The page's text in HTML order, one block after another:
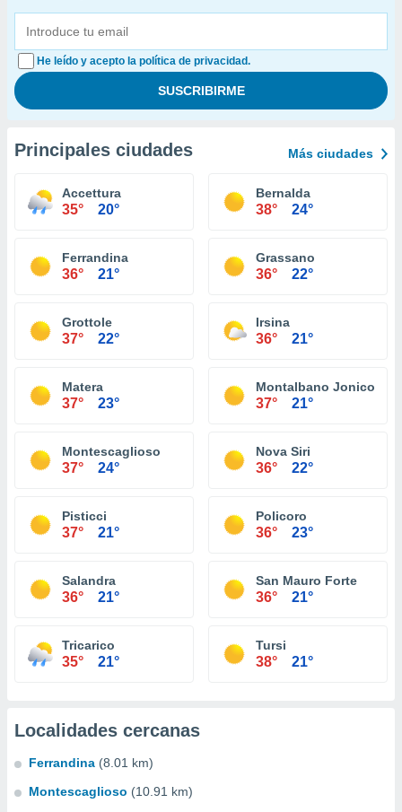
He leído y acepto la política de privacidad.
Principales ciudades Más ciudades
Accettura
35° 20°
Bernalda
38° 24°
Ferrandina
36° 21°
Grassano
36° 22°
Grottole
37° 22°
Irsina
36° 21°
Matera
37° 23°
Montalbano Jonico
37° 21°
Montescaglioso
37° 24°
Nova Siri
36° 22°
Pisticci
37° 21°
Policoro
36° 23°
Salandra
36° 21°
San Mauro Forte
36° 21°
Tricarico
35° 21°
Tursi
38° 21°
Localidades cercanas
Ferrandina (8.01 km)
Montescaglioso (10.91 km)